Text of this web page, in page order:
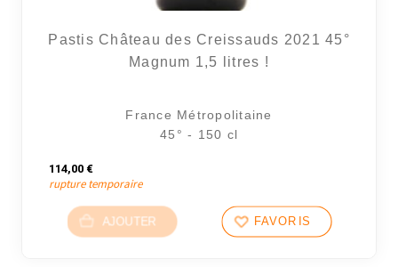
Pastis Château des Creissauds 2021 45°
Magnum 1,5 litres !
France Métropolitaine
45° - 150 cl
114,00 €
rupture temporaire
AJOUTER FAVORIS